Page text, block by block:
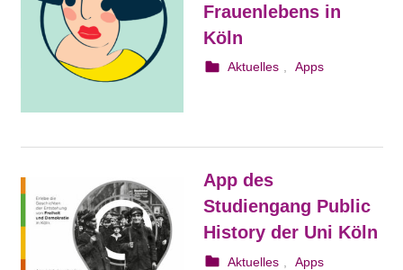
Frauenlebens in
Köln
30. Dezember 2021
webmam
Aktuelles Apps
App des
Studiengang Public
History der Uni Köln
10. Januar 2021
webmam
Aktuelles Apps